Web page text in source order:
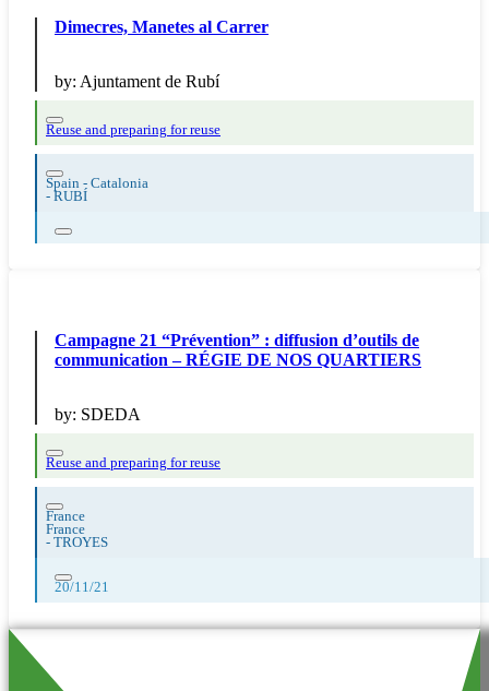
Dimecres, Manetes al Carrer
by: Ajuntament de Rubí
Reuse and preparing for reuse
Spain - Catalonia
- RUBÍ
Campagne 21 “Prévention” : diffusion d’outils de
communication – RÉGIE DE NOS QUARTIERS
by: SDEDA
Reuse and preparing for reuse
France
France
- TROYES
20/11/21